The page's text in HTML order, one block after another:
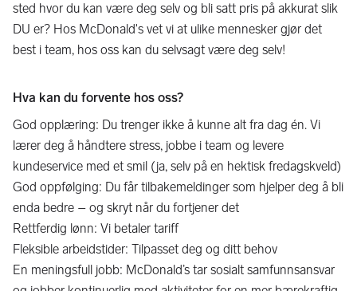
sted hvor du kan være deg selv og bli satt pris på akkurat slik
DU er? Hos McDonald's vet vi at ulike mennesker gjør det
best i team, hos oss kan du selvsagt være deg selv!
Hva kan du forvente hos oss?
God opplæring: Du trenger ikke å kunne alt fra dag én. Vi
lærer deg å håndtere stress, jobbe i team og levere
kundeservice med et smil (ja, selv på en hektisk fredagskveld)
God oppfølging: Du får tilbakemeldinger som hjelper deg å bli
enda bedre – og skryt når du fortjener det
Rettferdig lønn: Vi betaler tariff
Fleksible arbeidstider: Tilpasset deg og ditt behov
En meningsfull jobb: McDonald’s tar sosialt samfunnsansvar